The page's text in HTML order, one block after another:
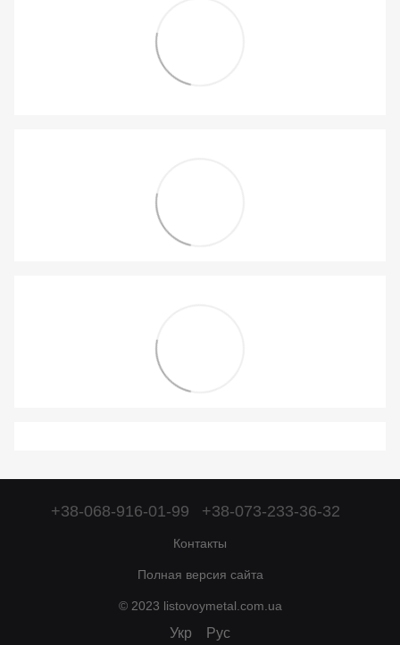
+38-068-916-01-99 +38-073-233-36-32
Контакты
Полная версия сайта
© 2023 listovoymetal.com.ua
Укр Рус